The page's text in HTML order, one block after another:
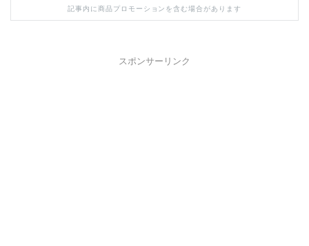
記事内に商品プロモーションを含む場合があります
スポンサーリンク